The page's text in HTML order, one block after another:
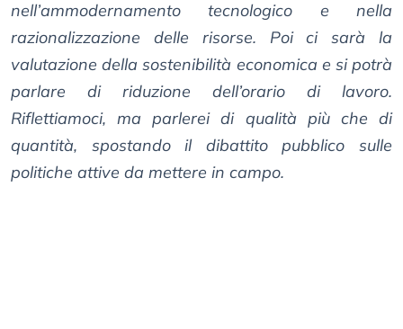
nell’ammodernamento tecnologico e nella
razionalizzazione delle risorse. Poi ci sarà la
valutazione della sostenibilità economica e si potrà
parlare di riduzione dell’orario di lavoro.
Riflettiamoci, ma parlerei di qualità più che di
quantità, spostando il dibattito pubblico sulle
politiche attive da mettere in campo.